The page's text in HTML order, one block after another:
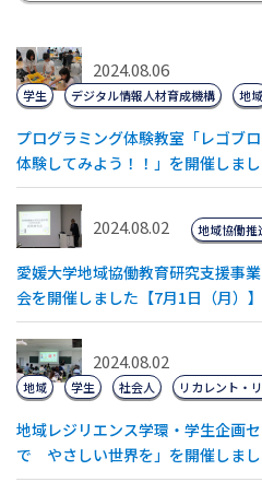
2024.08.06
プログラミング体験教室「レゴブ
体験してみよう！！」を開催しまし
学生 デジタル情報人材育成機構 地域
2024.08.02
愛媛大学地域協働教育研究支援事
会を開催しました【7月1日（月）】
地域協働推
2024.08.02
地域レジリエンス学環・学生企画
で やさしい世界を」を開催しまし
地域 学生 社会人 リカレント・